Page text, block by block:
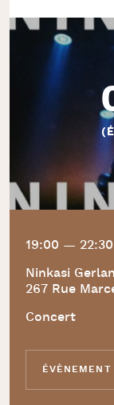
19:00 — 22:30
Ninkasi
267 Rue
Concert
ÉVÈNEMENT